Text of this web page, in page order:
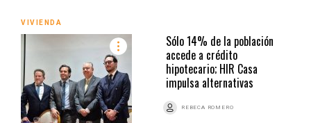
VIVIENDA
Sólo 14% de la población
accede a crédito
hipotecario; HIR Casa
impulsa alternativas
REBECA ROMERO